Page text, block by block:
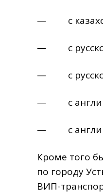
— с
— с
— с
— с
— с
Кроме того
по городу
ВИП-